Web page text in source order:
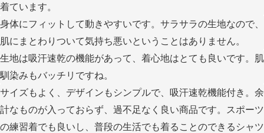
着ています。
身体にフィットして動きやすいです。サラサラの生地なので、
肌にまとわりついて気持ち悪いということはありません。
生地は吸汗速乾の機能があって、着心地はとても良いです。肌
馴染みもバッチリですね。
サイズもよく、デザインもシンプルで、吸汗速乾機能付き。余
計なものが入っておらず、過不足なく良い商品です。スポーツ
の練習着でも良いし、普段の生活でも着ることのできるシャツ